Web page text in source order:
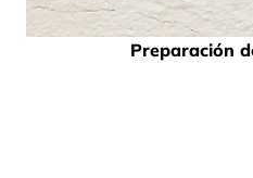
Preparación